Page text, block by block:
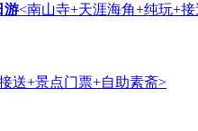
游<南山寺+天涯海角+纯玩+
送+景点门票+自助素斋>